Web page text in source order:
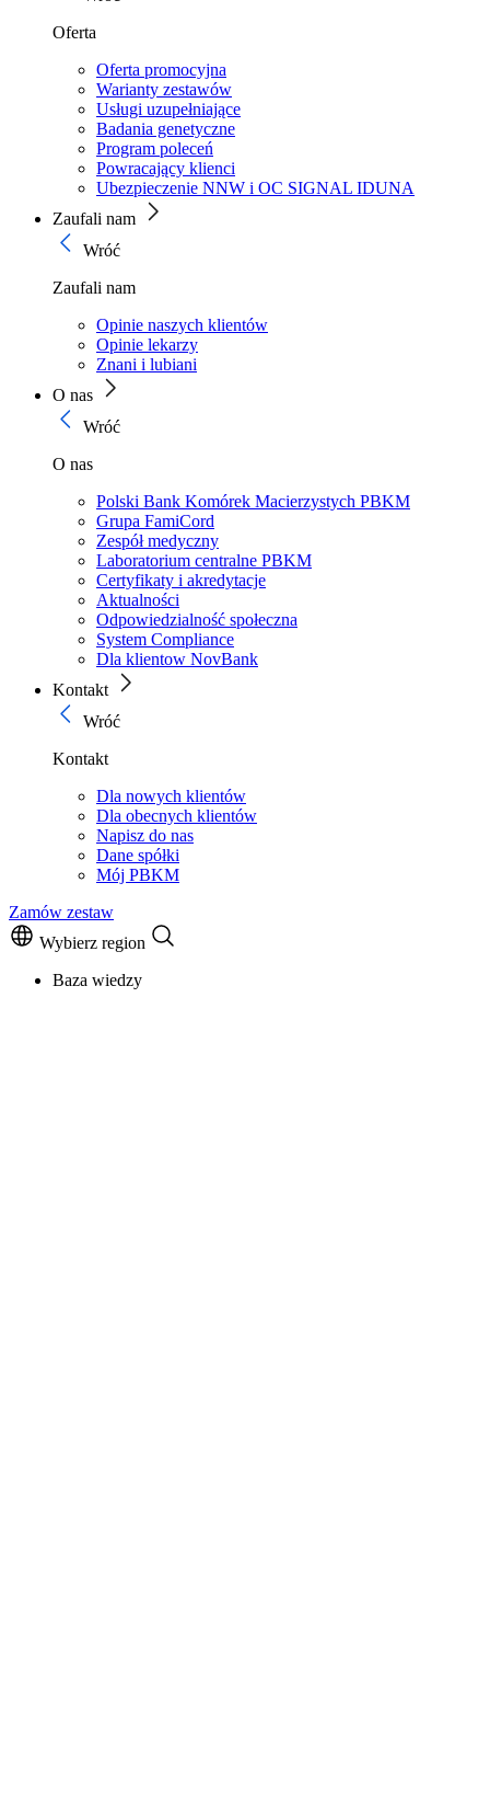
Oferta
Oferta promocyjna
Warianty zestawów
Usługi uzupełniające
Badania genetyczne
Program poleceń
Powracający klienci
Ubezpieczenie NNW i OC SIGNAL IDUNA
Zaufali nam
Wróć
Zaufali nam
Opinie naszych klientów
Opinie lekarzy
Znani i lubiani
O nas
Wróć
O nas
Polski Bank Komórek Macierzystych PBKM
Grupa FamiCord
Zespół medyczny
Laboratorium centralne PBKM
Certyfikaty i akredytacje
Aktualności
Odpowiedzialność społeczna
System Compliance
Dla klientow NovBank
Kontakt
Wróć
Kontakt
Dla nowych klientów
Dla obecnych klientów
Napisz do nas
Dane spółki
Mój PBKM
Zamów zestaw
Wybierz region
Baza wiedzy